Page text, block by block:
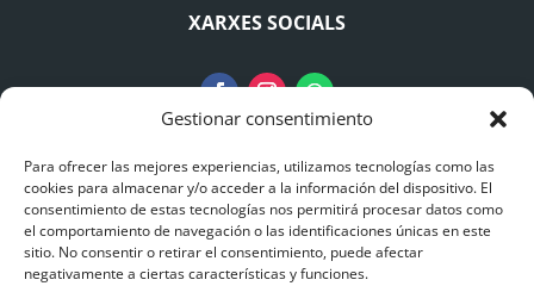
Gestionar consentimiento
Para ofrecer las mejores experiencias, utilizamos tecnologías como las
cookies para almacenar y/o acceder a la información del dispositivo. El
consentimiento de estas tecnologías nos permitirá procesar datos como
el comportamiento de navegación o las identificaciones únicas en este
sitio. No consentir o retirar el consentimiento, puede afectar
negativamente a ciertas características y funciones.
XARXES SOCIALS
AVISO LEGAL
Avís Legal